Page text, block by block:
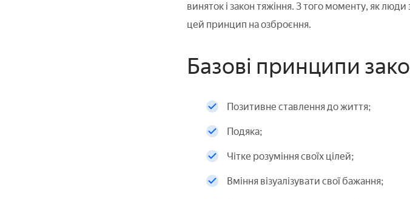
виняток і закон тяжіння. З того моменту, як
цей принцип на озброєння.
Базові принципи
Позитивне ставлення до життя;
Подяка;
Чітке розуміння своїх цілей;
Вміння візуалізувати свої бажання;